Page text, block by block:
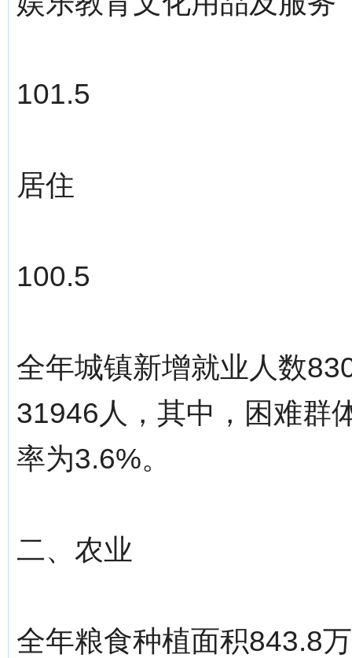
101.5
居住
100.5
全年城镇新增就业人数
31946人，其中，困难群
率为3.6%。
二、农业
全年粮食种植面积843.8